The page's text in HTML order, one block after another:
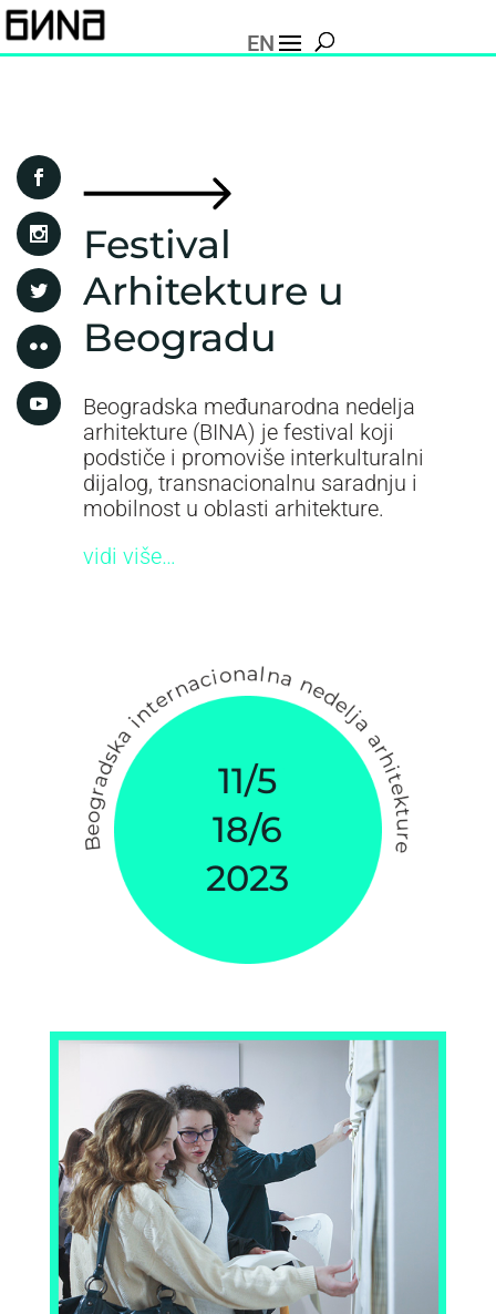
EN
Festival
Arhitekture u
Beogradu
Beogradska međunarodna nedelja
arhitekture (BINA) je festival koji
podstiče i promoviše interkulturalni
dijalog, transnacionalnu saradnju i
mobilnost u oblasti arhitekture.
vidi više…
11/5
18/6
2023